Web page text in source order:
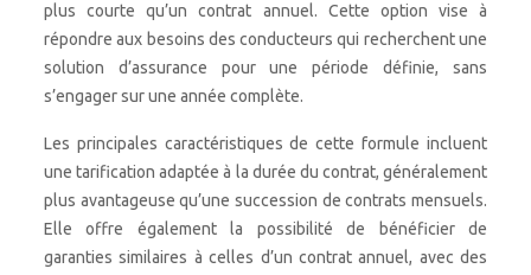
plus courte qu’un contrat annuel. Cette option vise à
répondre aux besoins des conducteurs qui recherchent une
solution d’assurance pour une période définie, sans
s’engager sur une année complète.
Les principales caractéristiques de cette formule incluent
une tarification adaptée à la durée du contrat, généralement
plus avantageuse qu’une succession de contrats mensuels.
Elle offre également la possibilité de bénéficier de
garanties similaires à celles d’un contrat annuel, avec des